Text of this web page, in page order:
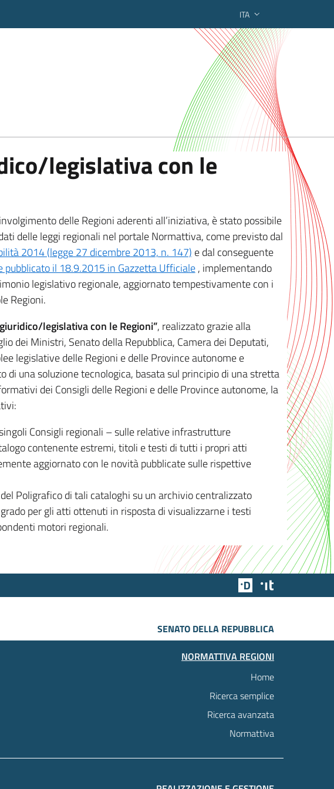
ITA
federato regionale
legislativa con le
delle Regioni aderenti all’iniziativa, è stato possibile
delle leggi regionali nel portale Normattiva, come previsto dal
2014 (legge 27 dicembre 2013, n. 147) e dal conseguente
il 18.9.2015 in Gazzetta Ufficiale, implementando
legislativo regionale, aggiornato tempestivamente con i
Regioni.
legislativa con le Regioni”, realizzato grazie alla
dei Ministri, Senato della Repubblica, Camera dei Deputati,
legislative delle Regioni e delle Province autonome e
una soluzione tecnologica, basata sul principio di una stretta
dei Consigli delle Regioni e delle Province autonome, la
Consigli regionali – sulle relative infrastrutture
contenente estremi, titoli e testi di tutti i propri atti
aggiornato con le novità pubblicate sulle rispettive
Poligrafico di tali cataloghi su un archivio centralizzato
per gli atti ottenuti in risposta di visualizzarne i testi
motori regionali.
Team Digitale
SENATO DELLA REPUBBLICA
NORMATTIVA REGIONI
Home
Ricerca semplice
Ricerca avanzata
Normattiva